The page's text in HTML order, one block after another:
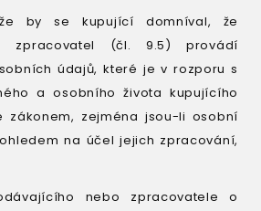
by se kupující domníval, že
zpracovatel (čl. 9.5) provádí
údajů, které je v rozporu s
a osobního života kupujícího
zákonem, zejména jsou-li osobní
na účel jejich zpracování,
nebo zpracovatele o